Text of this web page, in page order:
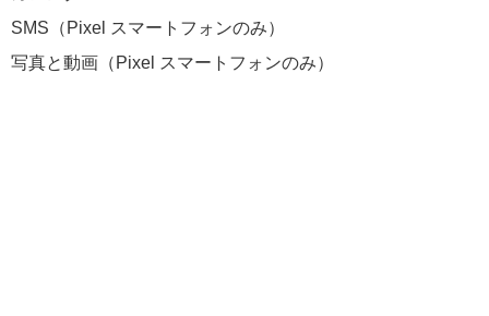
SMS（Pixel スマートフォンのみ）
写真と動画（Pixel スマートフォンのみ）